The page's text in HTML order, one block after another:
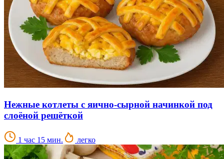
Нежные котлеты с яично-сырной начинкой под
слоёной решёткой
1 час 15 мин. легко